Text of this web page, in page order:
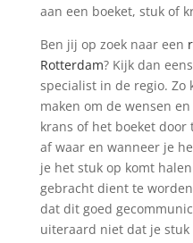
aan een boeket, stuk of
Ben jij op zoek naar een
Rotterdam? Kijk dan
specialist in de regio. Zo
maken om de wensen
krans of het boeket door
af waar en wanneer je
je het stuk op komt
gebracht dient te
dat dit goed
uiteraard niet dat je